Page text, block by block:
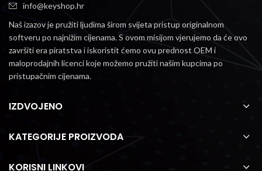
info@keyshop.hr
Naš izazov je pružiti ljudima širom svijeta pristup originalnom
softveru po najnižim cijenama.S ovom misijom vjerujemo da će ovo
završiti era piratstva i iskoristit ćemo ovu prednost OEM i
maloprodajnih licenci koje možemo pružiti našim kupcima po
pristupačnim cijenama.
IZDVOJENO
KATEGORIJE PROIZVODA
KORISNI LINKOVI